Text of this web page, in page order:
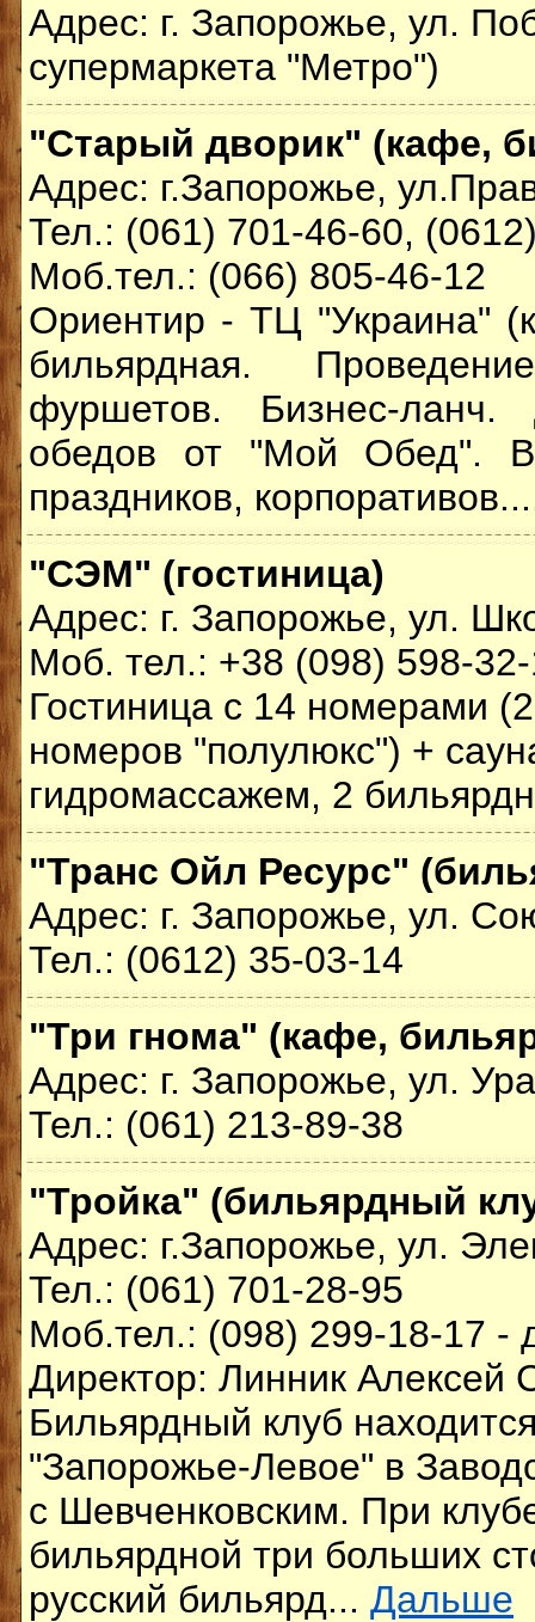
Адрес: г. Запорожье, ул.
супермаркета "Метро")
"Старый дворик" (кафе,
Адрес: г.Запорожье,
Тел.: (061) 701-46-60,
Моб.тел.: (066) 805-46-12
Ориентир - ТЦ "Украина"
бильярдная.
фуршетов. Бизнес-ланч.
обедов от "Мой Обед".
праздников,
"СЭМ" (гостиница)
Адрес: г. Запорожье, ул.
Моб. тел.: +38 (098) 598-
Гостиница с 14 номерами
номеров "полулюкс") +
гидромассажем, 2
"Транс Ойл Ресурс"
Адрес: г. Запорожье, ул.
Тел.: (0612) 35-03-14
"Три гнома" (кафе,
Адрес: г. Запорожье, ул.
Тел.: (061) 213-89-38
"Тройка" (бильярдный
Адрес: г.Запорожье, ул.
Тел.: (061) 701-28-95
Моб.тел.: (098) 299-18-17 -
Директор: Линник Алексей
Бильярдный клуб
"Запорожье-Левое" в
с Шевченковским. При
бильярдной три больших
русский бильярд... Дальше